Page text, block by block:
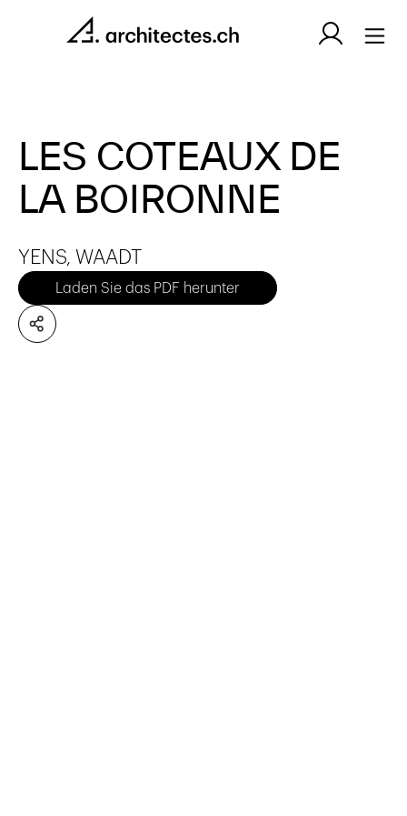
LES COTEAUX DE
LA BOIRONNE
YENS, WAADT
Laden Sie das PDF herunter